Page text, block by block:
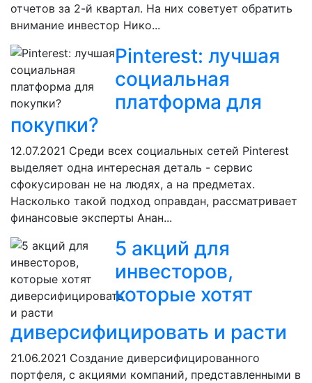
отчетов за 2-й квартал. На них советует обратить
внимание инвестор Нико...
Pinterest: лучшая
социальная
платформа для
покупки?
12.07.2021 Среди всех социальных сетей Pinterest
выделяет одна интересная деталь - сервис
сфокусирован не на людях, а на предметах.
Насколько такой подход оправдан, рассматривает
финансовые эксперты Анан...
5 акций для
инвесторов,
которые хотят
диверсифицировать и расти
21.06.2021 Создание диверсифицированного
портфеля, с акциями компаний, представленными в